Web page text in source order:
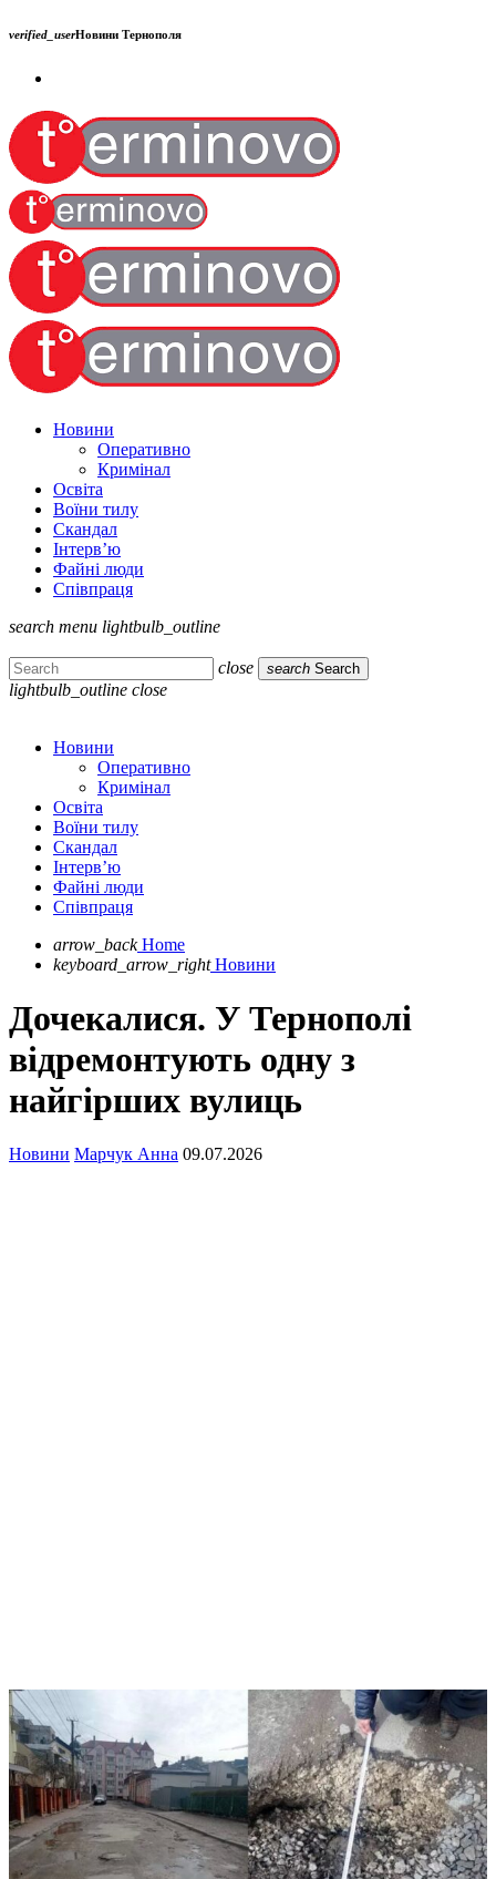
verified_userНовини Тернополя
Новини
Оперативно
Кримінал
Освіта
Воїни тилу
Скандал
Інтерв’ю
Файні люди
Співпраця
search menu lightbulb_outline
close search Search
lightbulb_outline close
Новини
Оперативно
Кримінал
Освіта
Воїни тилу
Скандал
Інтерв’ю
Файні люди
Співпраця
arrow_back Home
keyboard_arrow_right Новини
Дочекалися. У Тернополі
відремонтують одну з
найгірших вулиць
Новини Марчук Анна 09.07.2026